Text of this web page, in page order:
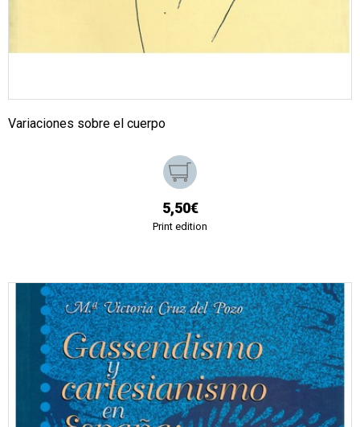
Variaciones sobre el cuerpo
5,50€
Print edition